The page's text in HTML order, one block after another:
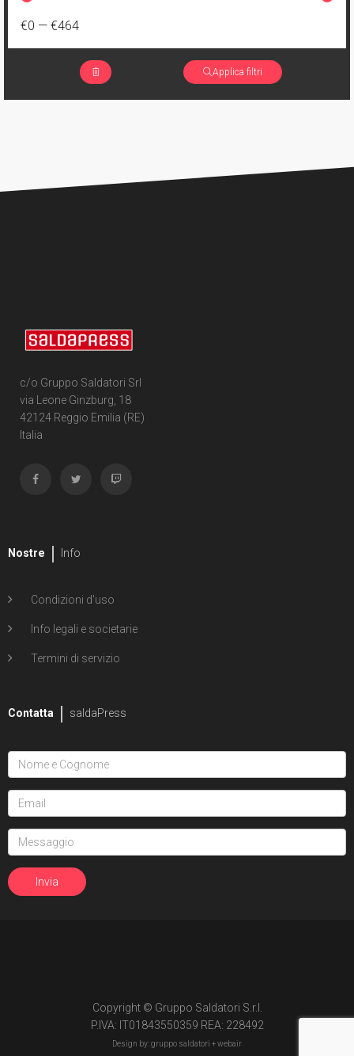
€0 — €464
Applica filtri
c/o Gruppo Saldatori Srl
via Leone Ginzburg, 18
42124 Reggio Emilia (RE)
Italia
Nostre Info
Condizioni d'uso
Info legali e societarie
Termini di servizio
Contatta saldaPress
Copyright © Gruppo Saldatori S.r.l.
P.IVA: IT01843550359 REA: 228492
Design by: gruppo saldatori +webair